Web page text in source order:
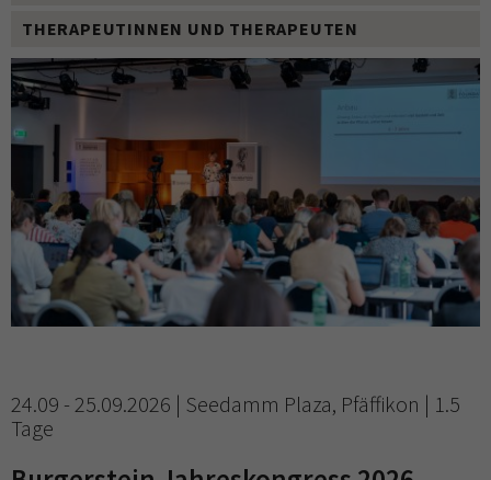
THERAPEUTINNEN UND THERAPEUTEN
24.09 - 25.09.2026 | Seedamm Plaza, Pfäffikon | 1.5
Tage